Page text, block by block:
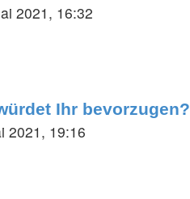
2021, 16:32
Ihr bevorzugen?
2021, 19:16